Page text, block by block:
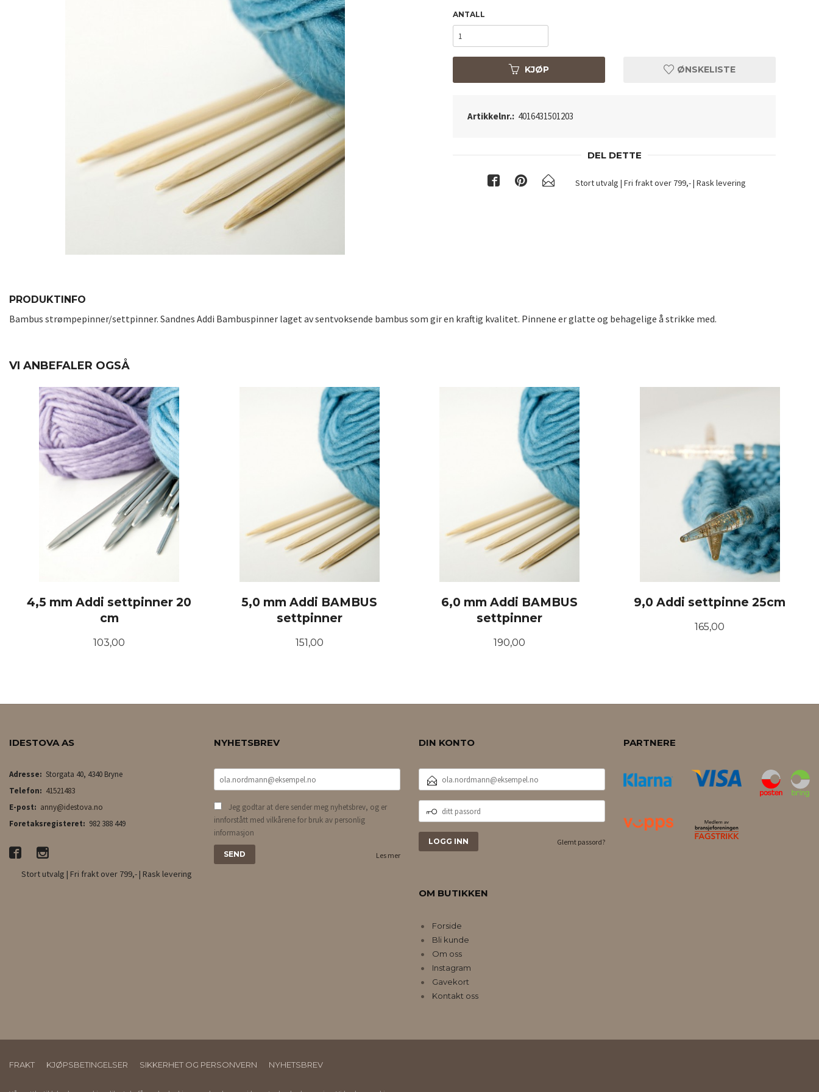
ANTALL
KJØP ØNSKELISTE
Artikkelnr.: 4016431501203
DEL DETTE
Stort utvalg | Fri frakt over 799,- | Rask levering
PRODUKTINFO
Bambus strømpepinner/settpinner. Sandnes Addi Bambuspinner laget av sentvoksende bambus som gir en kraftig kvalitet. Pinnene er glatte og behagelige å strikke med.
VI ANBEFALER OGSÅ
4,5 mm Addi settpinner 20
cm
Pris
103,00
5,0 mm Addi BAMBUS
settpinner
Pris
151,00
6,0 mm Addi BAMBUS
settpinner
Pris
190,00
9,0 Addi settpinne 25cm
Pris
165,00
IDESTOVA AS
Adresse: Storgata 40, 4340 Bryne
Telefon: 41521483
E-post: anny@idestova.no
Foretaksregisteret: 982 388 449
Stort utvalg | Fri frakt over 799,- | Rask levering
NYHETSBREV
Jeg godtar at dere sender meg nyhetsbrev, og er
innforstått med vilkårene for bruk av personlig
informasjon
Les mer
DIN KONTO
POSTADRESSE
PASSORD
Glemt passord?
OM BUTIKKEN
Forside
Bli kunde
Om oss
Instagram
Gavekort
Kontakt oss
PARTNERE
FRAKT KJØPSBETINGELSER SIKKERHET OG PERSONVERN NYHETSBREV